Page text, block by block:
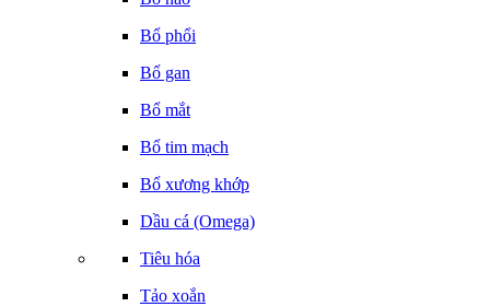
Bổ phổi
Bổ gan
Bổ mắt
Bổ tim mạch
Bổ xương khớp
Dầu cá (Omega)
Tiêu hóa
Tảo xoắn